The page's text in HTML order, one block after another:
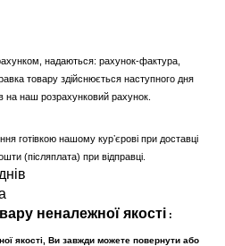
надаються: рахунок-фактура,
товару здійснюється наступного дня
на наш розрахунковий рахунок.
готівкою нашому курʼєрові при доставці
(післяплата) при відправці.
неналежної якості :
якості, Ви завжди можете повернути або